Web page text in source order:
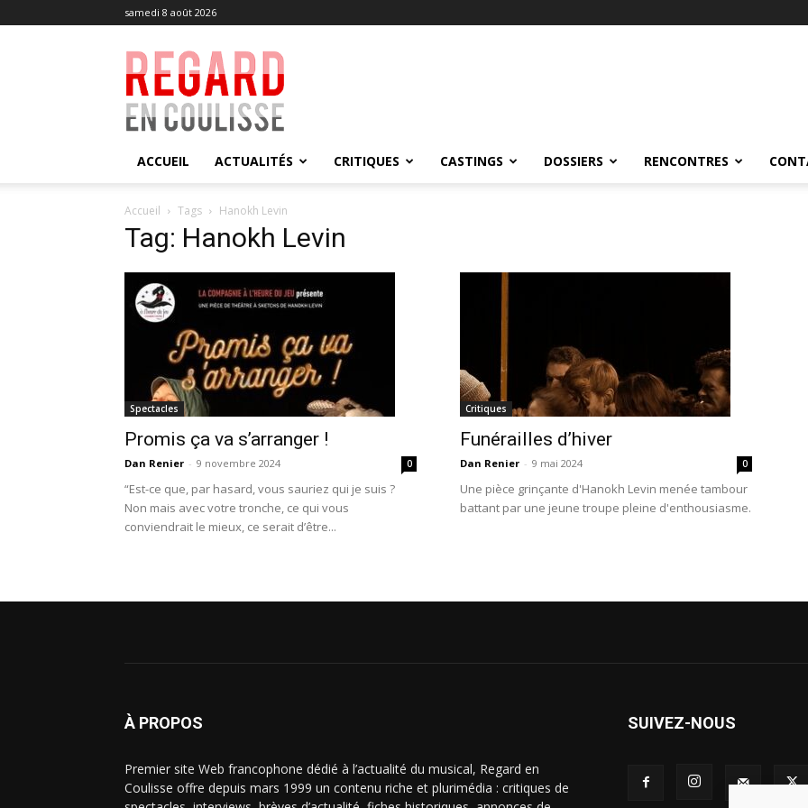
samedi 8 août 2026
Regard
en
Coulisse
ACCUEIL ACTUALITÉS CRITIQUES CASTINGS DOSSIERS RENCONTRES
Accueil Tags ​Hanokh Levin
Tag: ​Hanokh Levin
Spectacles
Promis ça va s’arranger !
Dan Renier - 9 novembre 2024 0
“Est-ce que, par hasard, vous sauriez qui je suis ?
Non mais avec votre tronche, ce qui vous
conviendrait le mieux, ce serait d’être...
Critiques
Funérailles d’hiver
Dan Renier - 9 mai 2024 0
Une pièce grinçante d'Hanokh Levin menée tambour
battant par une jeune troupe pleine d'enthousiasme.
À PROPOS
Premier site Web francophone dédié à l’actualité du musical, Regard en
Coulisse offre depuis mars 1999 un contenu riche et plurimédia : critiques de
SUIVEZ-NOUS